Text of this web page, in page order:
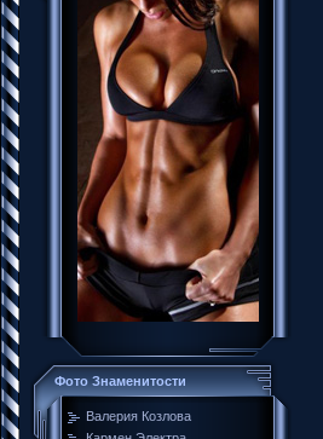
Фото Знаменитости
Валерия Козлова